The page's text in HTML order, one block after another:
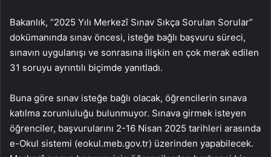
Bakanlık, “2025 Yılı Merkezî Sınav Sıkça Sorulan Sorular”
dokümanında sınav öncesi, isteğe bağlı başvuru süreci,
sınavın uygulanışı ve sonrasına ilişkin en çok merak edilen
31 soruyu ayrıntılı biçimde yanıtladı.
Buna göre sınav isteğe bağlı olacak, öğrencilerin sınava
katılma zorunluluğu bulunmuyor. Sınava girmek isteyen
öğrenciler, başvurularını 2-16 Nisan 2025 tarihleri arasında
e-Okul sistemi (eokul.meb.gov.tr) üzerinden yapabilecek.